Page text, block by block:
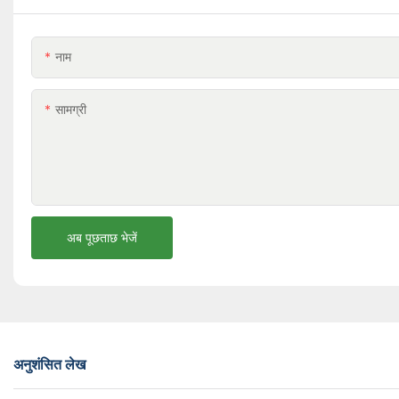
नाम
सामग्री
अब पूछताछ भेजें
अनुशंसित लेख